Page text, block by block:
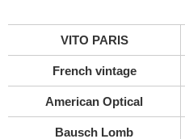
VITO PARIS
French vintage
American Optical
Bausch Lomb